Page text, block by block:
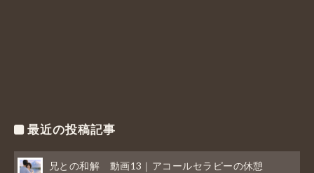
最近の投稿記事
兄との和解 動画13｜アコールセラピーの休憩